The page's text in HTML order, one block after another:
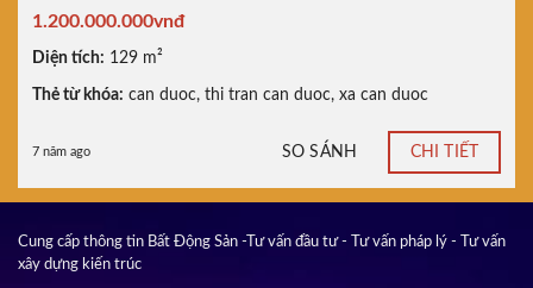
1.200.000.000vnđ
Diện tích: 129 m²
Thẻ từ khóa: can duoc, thi tran can duoc, xa can duoc
7 năm ago SO SÁNH CHI TIẾT
Cung cấp thông tin Bất Động Sản -Tư vấn đầu tư - Tư vấn pháp lý - Tư vấn
xây dựng kiến trúc